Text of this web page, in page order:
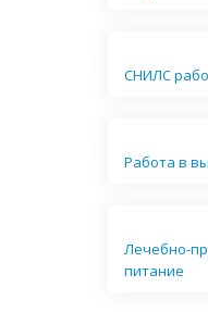
СНИЛС
Работа в
Лечебно-
питание